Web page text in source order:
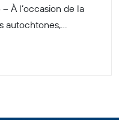
– À l’occasion de la